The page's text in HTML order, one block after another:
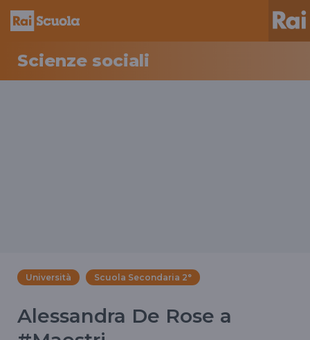
Scienze sociali
Università Scuola Secondaria 2°
Alessandra De Rose a